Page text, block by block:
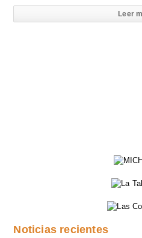
Leer
Noticias recientes